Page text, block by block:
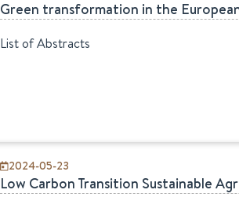
Green transformation in the
List of Abstracts
2024-05-23
Low Carbon Transition Sustainable